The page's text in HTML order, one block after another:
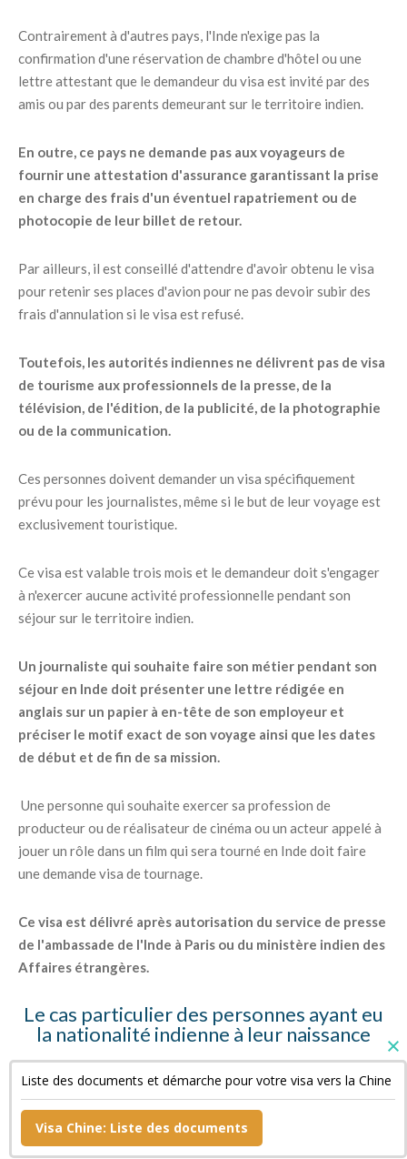
Contrairement à d'autres pays, l'Inde n'exige pas la
confirmation d'une réservation de chambre d'hôtel ou une
lettre attestant que le demandeur du visa est invité par des
amis ou par des parents demeurant sur le territoire indien.
En outre, ce pays ne demande pas aux voyageurs de
fournir une attestation d'assurance garantissant la prise
en charge des frais d'un éventuel rapatriement ou de
photocopie de leur billet de retour.
Par ailleurs, il est conseillé d'attendre d'avoir obtenu le visa
pour retenir ses places d'avion pour ne pas devoir subir des
frais d'annulation si le visa est refusé.
Toutefois, les autorités indiennes ne délivrent pas de visa
de tourisme aux professionnels de la presse, de la
télévision, de l'édition, de la publicité, de la photographie
ou de la communication.
Ces personnes doivent demander un visa spécifiquement
prévu pour les journalistes, même si le but de leur voyage est
exclusivement touristique.
Ce visa est valable trois mois et le demandeur doit s'engager
à n'exercer aucune activité professionnelle pendant son
séjour sur le territoire indien.
Un journaliste qui souhaite faire son métier pendant son
séjour en Inde doit présenter une lettre rédigée en
anglais sur un papier à en-tête de son employeur et
préciser le motif exact de son voyage ainsi que les dates
de début et de fin de sa mission.
Une personne qui souhaite exercer sa profession de
producteur ou de réalisateur de cinéma ou un acteur appelé à
jouer un rôle dans un film qui sera tourné en Inde doit faire
une demande visa de tournage.
Ce visa est délivré après autorisation du service de presse
de l'ambassade de l'Inde à Paris ou du ministère indien des
Affaires étrangères.
Le cas particulier des personnes ayant eu
la nationalité indienne à leur naissance
Ces personnes doivent fournir des copies de leur « Surrender
Certificate » et de leur passeport indien annulé ainsi qu'une
déclaration sur l'honneur.
Liste des documents et démarche pour votre visa vers la Chine
Visa Chine: Liste des documents